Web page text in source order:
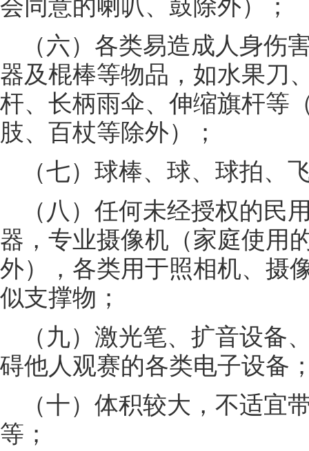
会同意的喇叭、鼓除外）；
（六）各类易造成人身伤
器及棍棒等物品，如水果刀
杆、长柄雨伞、伸缩旗杆等
肢、百杖等除外）；
（七）球棒、球、球拍、
（八）任何未经授权的民
器，专业摄像机（家庭使用
外），各类用于照相机、摄
似支撑物；
（九）激光笔、扩音设备
碍他人观赛的各类电子设备
（十）体积较大，不适宜
等；